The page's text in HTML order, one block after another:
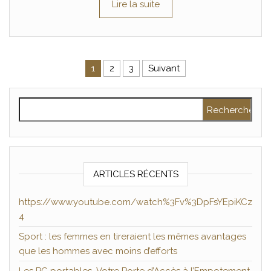
Lire la suite
Pagination des publications
1 2 3 Suivant
ARTICLES RÉCENTS
https://www.youtube.com/watch%3Fv%3DpFsYEpiKCz
4
Sport : les femmes en tireraient les mêmes avantages
que les hommes avec moins d’efforts